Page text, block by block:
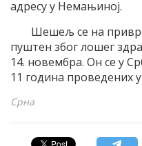
адресу у Немањиној.
Шешељ се на
пуштен због лошег
14. новембра. Он се у
11 година проведених
Срна